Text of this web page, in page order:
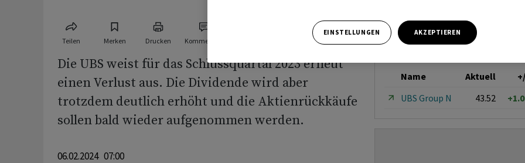
Teilen Merken Drucken Kommentare
Die UBS weist für das Schlussquartal 2023 erneut
einen Verlust aus. Die Dividende wird aber
trotzdem deutlich erhöht und die Aktienrückkäufe
sollen bald wieder aufgenommen werden.
06.02.2024 07:00
Name Aktuell
UBS Group N
43.52
EINSTELLUNGEN AKZEPTIEREN